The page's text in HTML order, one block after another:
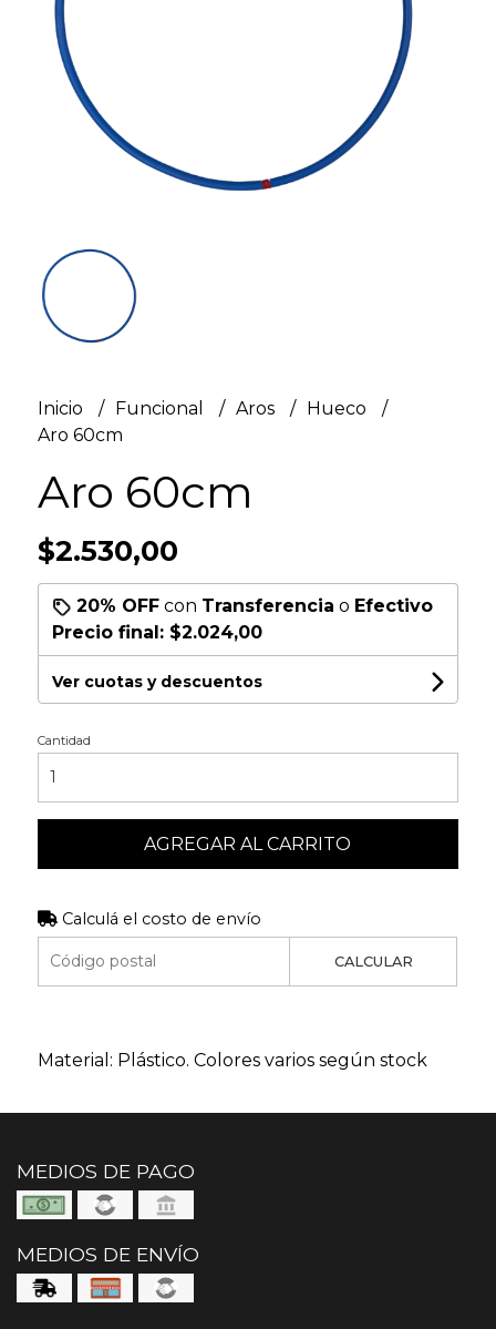
Inicio Funcional Aros
Hueco
Aro 60cm
Aro 60cm
$2.530,00
20% OFFcon Transferencia o Efectivo
Precio final: $2.024,00
Ver cuotas y descuentos
Cantidad
AGREGAR AL CARRITO
Calculá el costo de envío
CALCULAR
Material: Plástico. Colores varios según stock
MEDIOS DE PAGO
MEDIOS DE ENVÍO